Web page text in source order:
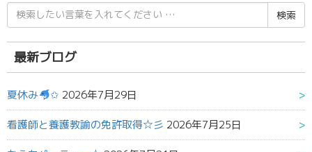
検
索
結
果:
最新ブログ
夏休み ✩ 2026年7月29日
看護師と養護教諭の免許取得☆彡 2026年7月25日